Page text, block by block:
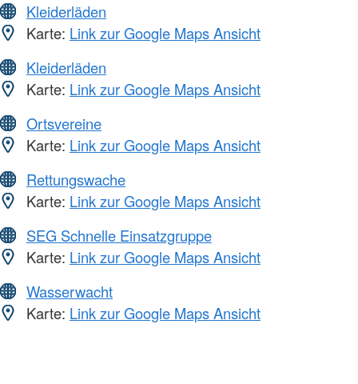
Kleiderläden
Karte: Link zur Google Maps Ansicht
Kleiderläden
Karte: Link zur Google Maps Ansicht
Ortsvereine
Karte: Link zur Google Maps Ansicht
Rettungswache
Karte: Link zur Google Maps Ansicht
SEG Schnelle Einsatzgruppe
Karte: Link zur Google Maps Ansicht
Wasserwacht
Karte: Link zur Google Maps Ansicht